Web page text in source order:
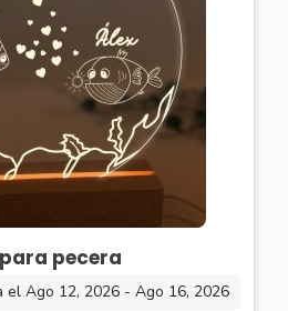
pecera
el Ago 12, 2026 - Ago 16, 2026